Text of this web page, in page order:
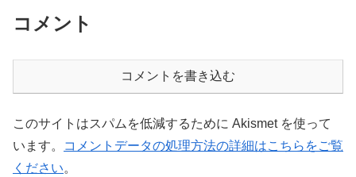
コメント
コメントを書き込む
このサイトはスパムを低減するために Akismet を使って
います。
コメントデータの処理方法の詳細はこちらをご覧
ください。